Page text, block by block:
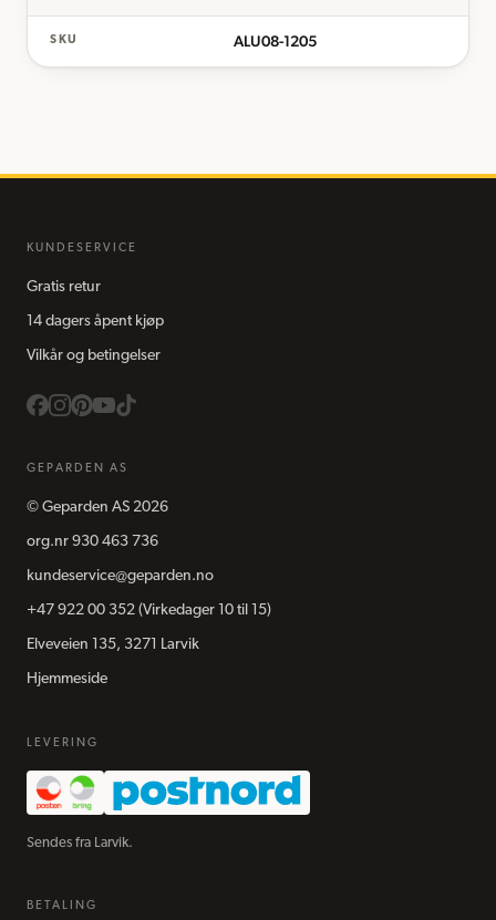
SKU ALU08-1205
KUNDESERVICE
Gratis retur
14 dagers åpent kjøp
Vilkår og betingelser
GEPARDEN AS
© Geparden AS 2026
org.nr 930 463 736
kundeservice@geparden.no
+47 922 00 352 (Virkedager 10 til 15)
Elveveien 135, 3271 Larvik
Hjemmeside
LEVERING
Sendes fra Larvik.
BETALING